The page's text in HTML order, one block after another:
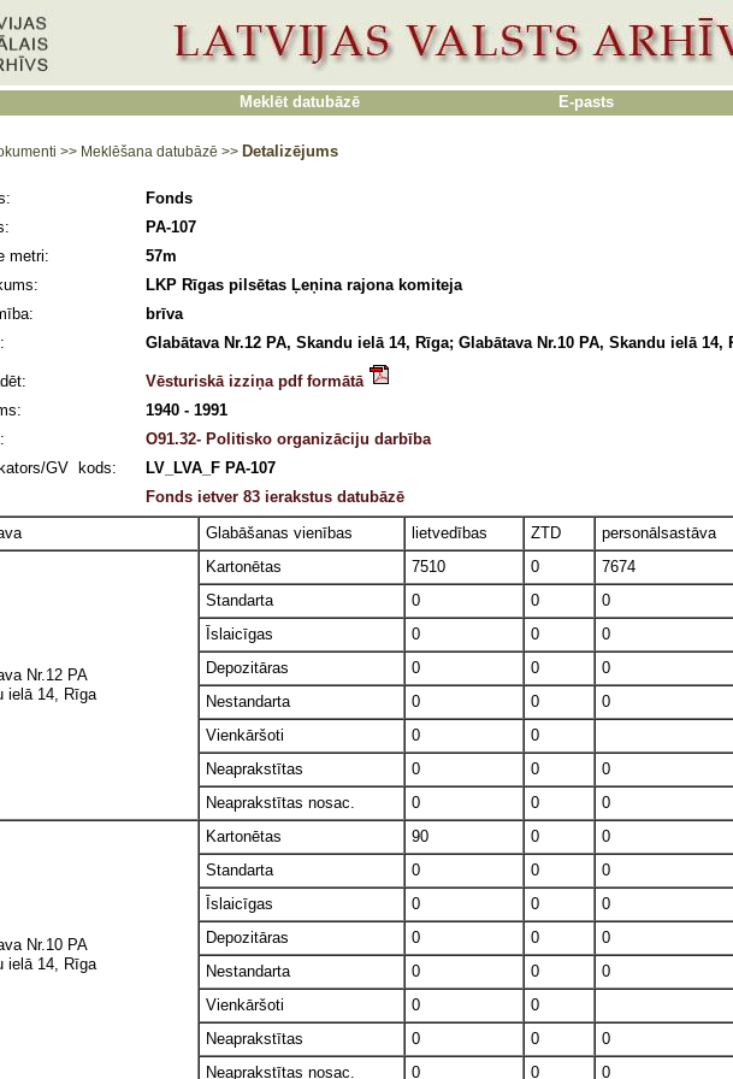
Meklēt datubāzē E-pasts
>> Meklēšana datubāzē >> Detalizējums
Fonds
PA-107
metri:
57m
LKP Rīgas pilsētas Ļeņina rajona komiteja
brīva
Glabātava Nr.12 PA, Skandu ielā 14, Rīga; Glabātava Nr.10 PA, Skandu ielā 14,
Vēsturiskā izziņa pdf formātā
1940 - 1991
O91.32- Politisko organizāciju darbība
GV kods:
LV_LVA_F PA-107
Fonds ietver 83 ierakstus datubāzē
Glabāšanas vienības lietvedības ZTD personālsastāva
Nr.12 PA
ielā 14, Rīga
Kartonētas 7510 0 7674
Standarta
0 0 0
Īslaicīgas
0 0 0
Depozitāras
0 0 0
Nestandarta
0 0 0
Vienkāršoti
0 0
Neaprakstītas
0 0 0
Neaprakstītas nosac.
0 0 0
Nr.10 PA
ielā 14, Rīga
Kartonētas 90 0 0
Standarta
0 0 0
Īslaicīgas
0 0 0
Depozitāras
0 0 0
Nestandarta
0 0 0
Vienkāršoti
0 0
Neaprakstītas
0 0 0
Neaprakstītas nosac.
0 0 0